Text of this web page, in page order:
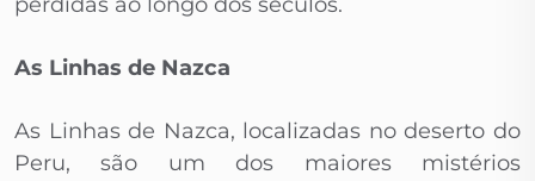
perdidas ao longo dos séculos.
As Linhas de Nazca
As Linhas de Nazca, localizadas no deserto do
Peru, são um dos maiores mistérios